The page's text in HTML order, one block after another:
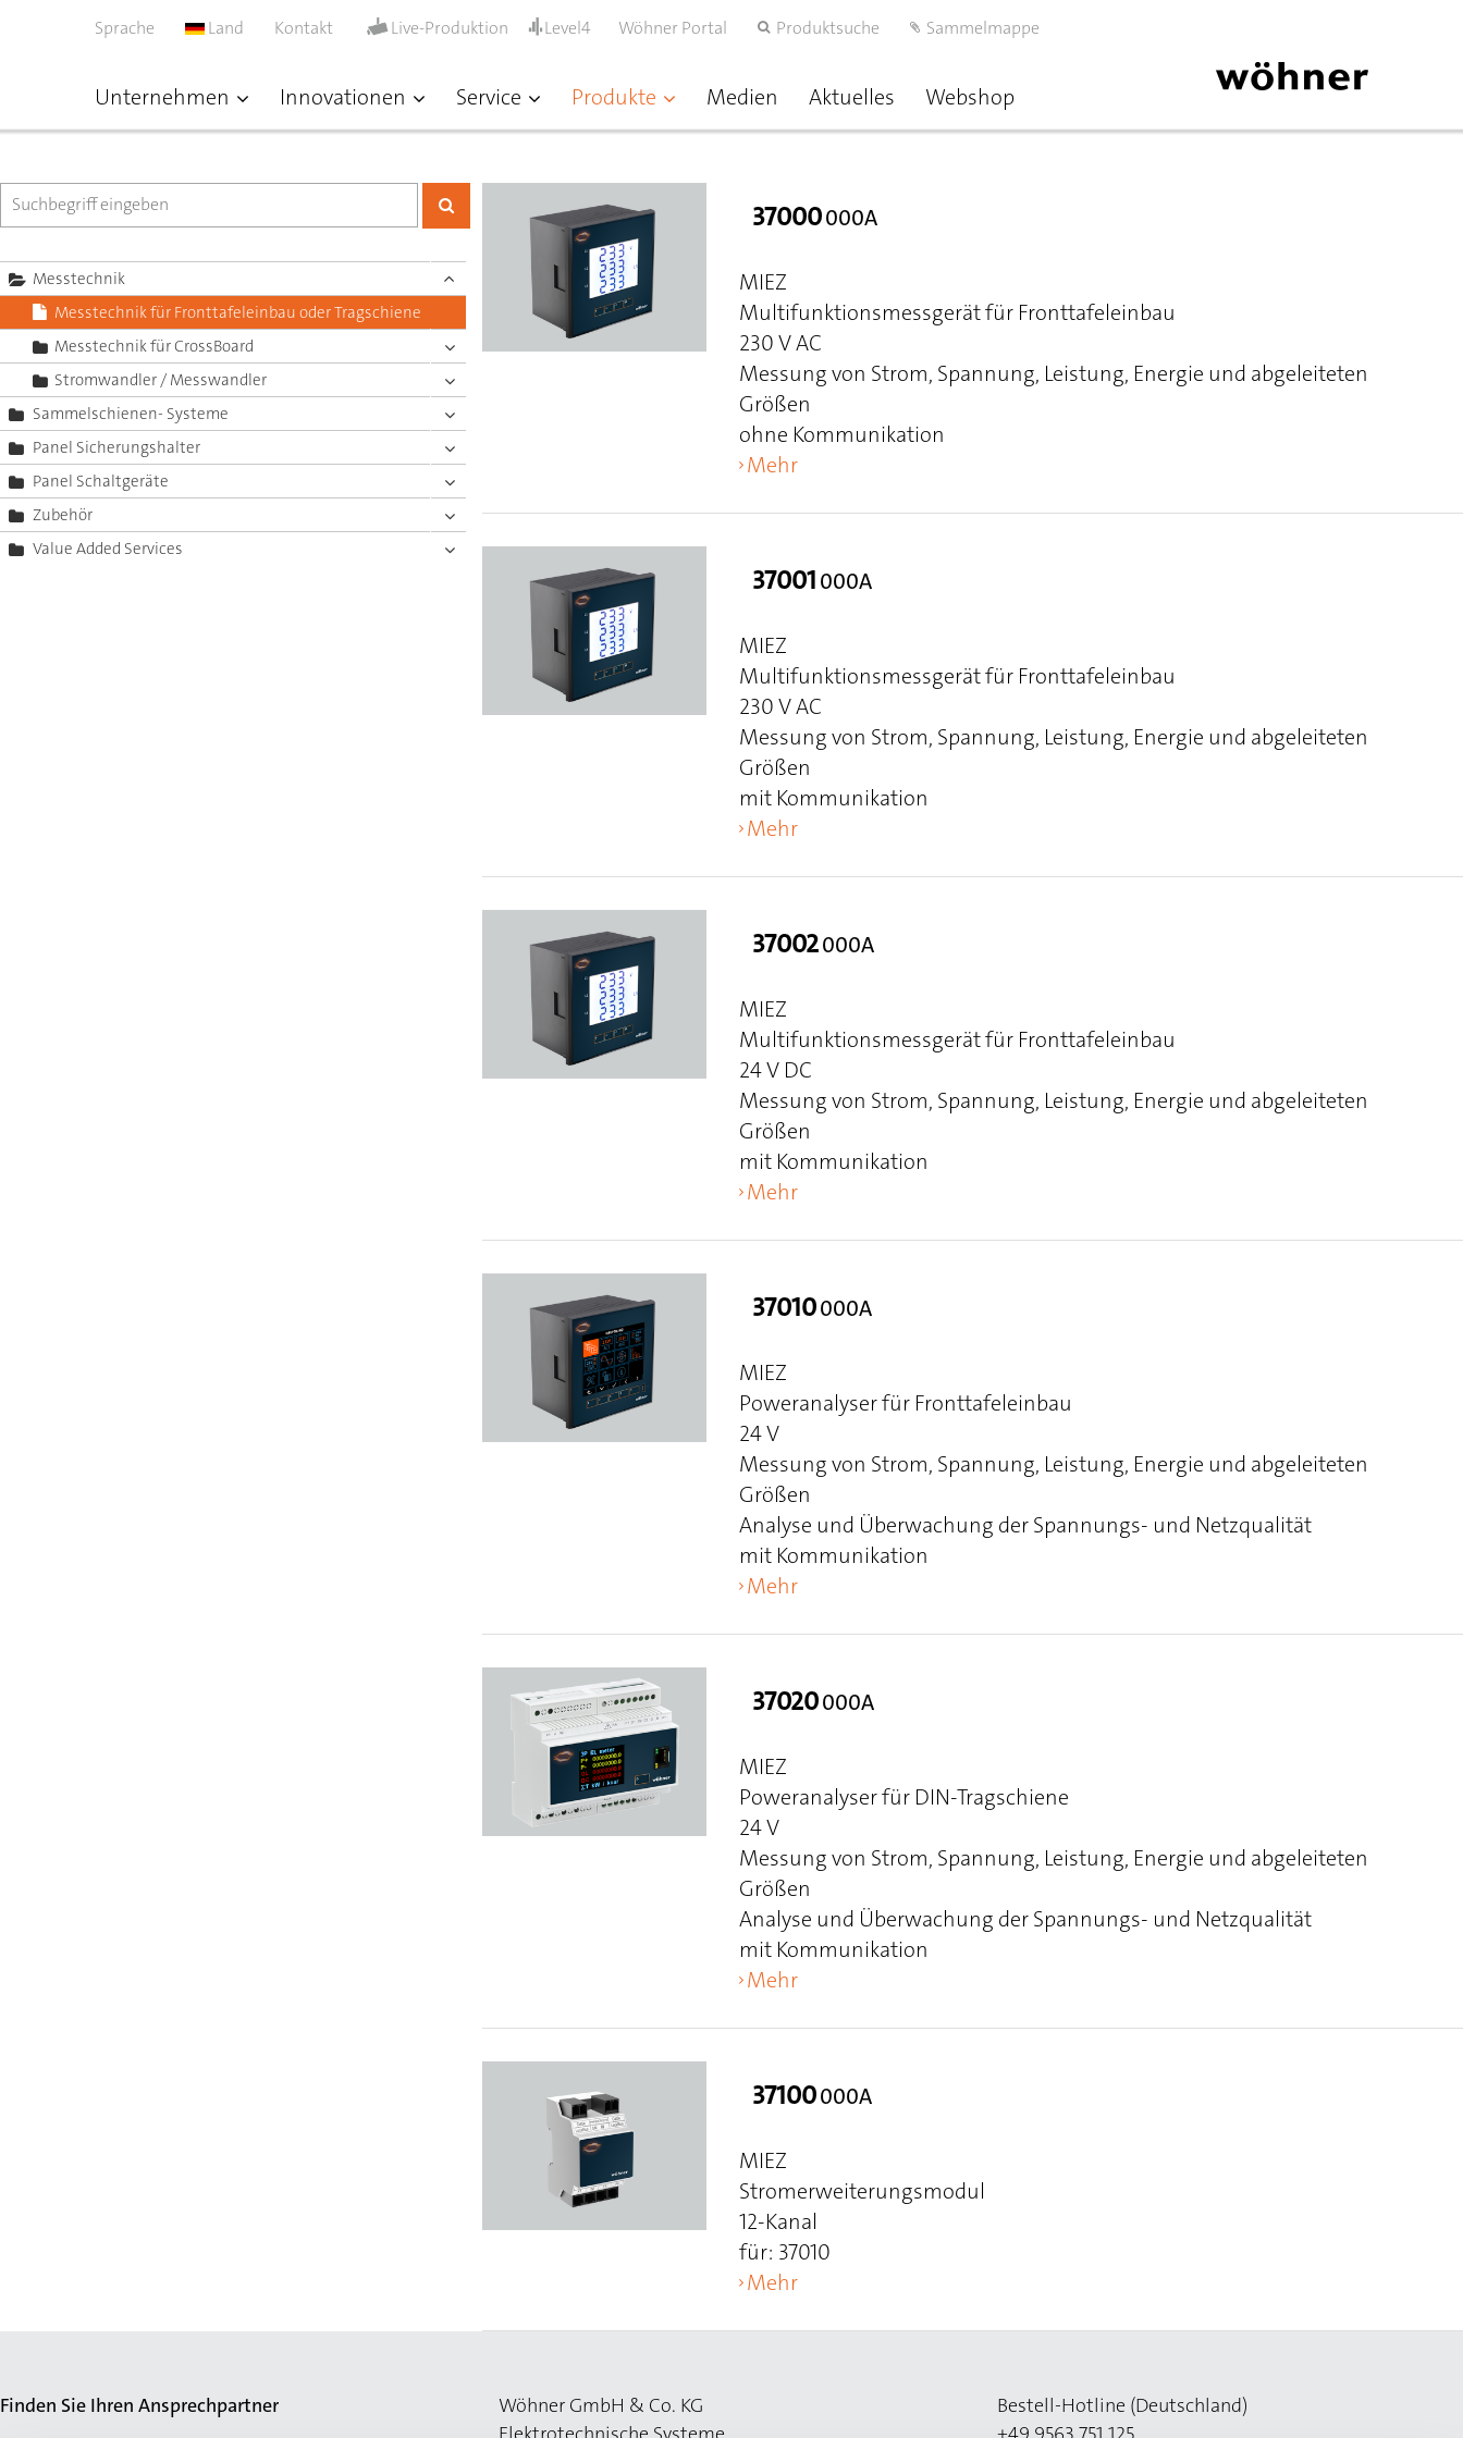
Unternehmen Innovationen Service Produkte Medien Aktuelles Webshop
Sprache Land Kontakt Live-Produktion Level4 Wöhner Portal Produktsuche Sammelmappe
Messtechnik
Messtechnik für Fronttafeleinbau oder Tragschiene
Messtechnik für CrossBoard
Stromwandler / Messwandler
Sammelschienen- Systeme
Panel Sicherungshalter
Panel Schaltgeräte
Zubehör
Value Added Services
37000000A
MIEZ
Multifunktionsmessgerät für Fronttafeleinbau
230 V AC
Messung von Strom, Spannung, Leistung, Energie und abgeleiteten
Größen
ohne Kommunikation
Mehr
37001000A
MIEZ
Multifunktionsmessgerät für Fronttafeleinbau
230 V AC
Messung von Strom, Spannung, Leistung, Energie und abgeleiteten
Größen
mit Kommunikation
Mehr
37002000A
MIEZ
Multifunktionsmessgerät für Fronttafeleinbau
24 V DC
Messung von Strom, Spannung, Leistung, Energie und abgeleiteten
Größen
mit Kommunikation
Mehr
37010000A
MIEZ
Poweranalyser für Fronttafeleinbau
24 V
Messung von Strom, Spannung, Leistung, Energie und abgeleiteten
Größen
Analyse und Überwachung der Spannungs- und Netzqualität
mit Kommunikation
Mehr
37020000A
MIEZ
Poweranalyser für DIN-Tragschiene
24 V
Messung von Strom, Spannung, Leistung, Energie und abgeleiteten
Größen
Analyse und Überwachung der Spannungs- und Netzqualität
mit Kommunikation
Mehr
37100000A
MIEZ
Stromerweiterungsmodul
12-Kanal
für: 37010
Mehr
Finden Sie Ihren Ansprechpartner
Wöhner GmbH & Co. KG
Bestell-Hotline (Deutschland)